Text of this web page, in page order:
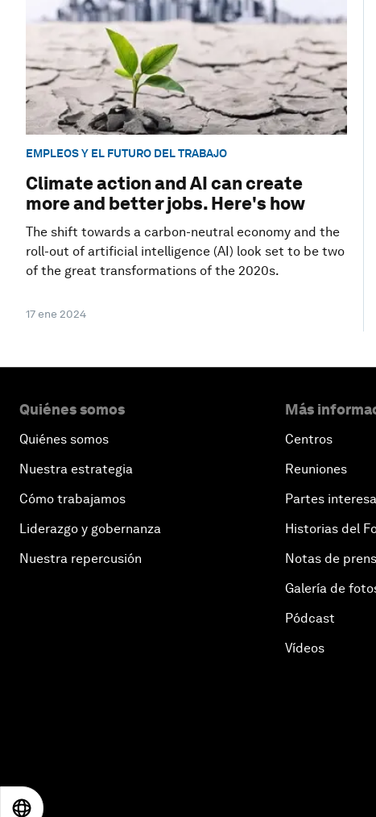
EMPLEOS Y EL FUTURO DEL TRABAJO
Climate action and AI can create
more and better jobs. Here's how
The shift towards a carbon-neutral economy and the
roll-out of artificial intelligence (AI) look set to be two
of the great transformations of the 2020s.
17 ene 2024
Quiénes somos
Quiénes somos
Nuestra estrategia
Cómo trabajamos
Liderazgo y gobernanza
Nuestra repercusión
Más
Centros
Reuniones
Partes
Historias del
Notas de
Galería de
Pódcast
Vídeos